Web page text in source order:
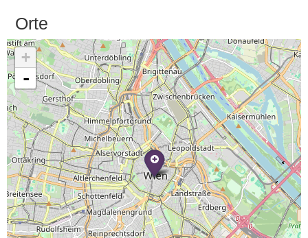
Orte
+
-